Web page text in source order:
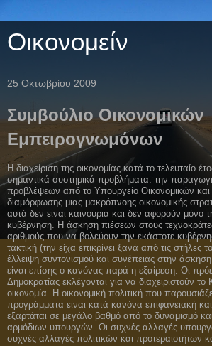
Οικονομείν
25 Οκτωβρίου 2009
Συμβούλιο Οικονομικών
Εμπειρογνωμόνων
Η διαχείριση της οικονομίας κατά το τελευταίο
σημαντικά συστημικά προβλήματα: την
προβλέψεων από το Υπουργείο Οικονομικών και
διαμόρφωσης μιας μακρόπνοης οικονομικής
αυτά δεν είναι καινούρια και δεν αφορούν μόνο
κυβέρνηση. Η άσκηση πιέσεων στους
αριθμούς που να βολεύουν την εκάστοτε
τακτική (την είχα επικρίνει ξανά από τις στήλες
έλλειψη συντονισμού και συνέπειας στην άσκηση
είναι επίσης ο κανόνας παρά η εξαίρεση. Οι
Δημοκρατίας εκλέγονται για να διαχειριστούν το
οικονομία. Η οικονομική πολιτική που
προγράμματα είναι κατά κανόνα επιφανειακή
εξαρτάται σε μεγάλο βαθμό από το δυναμισμό
αρμόδιων υπουργών. Οι συχνές αλλαγές
συχνές αλλαγές πολιτικών και προτεραιοτήτων